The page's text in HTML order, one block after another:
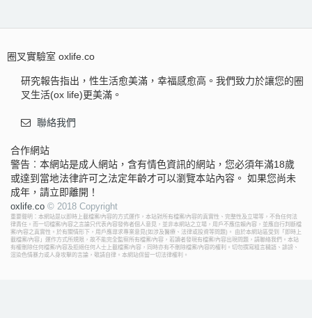
圈叉實驗室 oxlife.co
研究報告指出，性生活愈美滿，幸福感愈高。我們致力於讓您的圈
叉生活(ox life)更美滿。
聯絡我們
合作網站
警告︰本網站是成人網站，含有情色資訊的網站，您必須年滿18歲
或達到當地法律許可之法定年齡才可以瀏覽本站內容。 如果您尚未
成年，請立即離開！
oxlife.co © 2018 Copyright
重要聲明：本網站是以即時上載檔案/內容的方式運作，本站對所有檔案/內容的真實性、完整性及立場等，不負任何法
律責任。而一切檔案/內容之言論只代表內容發佈者個人意見，並非本網站之立場，用戶不應信賴內容，並應自行判斷檔
案/內容之真實性。於有關情形下，用戶應尋求專業意見(如涉及醫療、法律或投資等問題)。 由於本網站區受到「即時上
載檔案/內容」運作方式所規限，故不能完全監察所有檔案/內容，若讀者發現有檔案/內容出現問題，請聯絡我們。本站
有權刪除任何檔案/內容及拒絕任何人士上載檔案/內容，同時亦有不刪除檔案/內容的權利。切勿撰寫粗言穢語、誹謗、
渲染色情暴力或人身攻擊的言論，敬請自律。本網站保留一切法律權利。